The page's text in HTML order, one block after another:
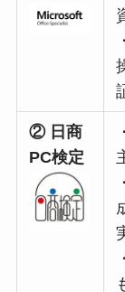
② 日商
PC検定